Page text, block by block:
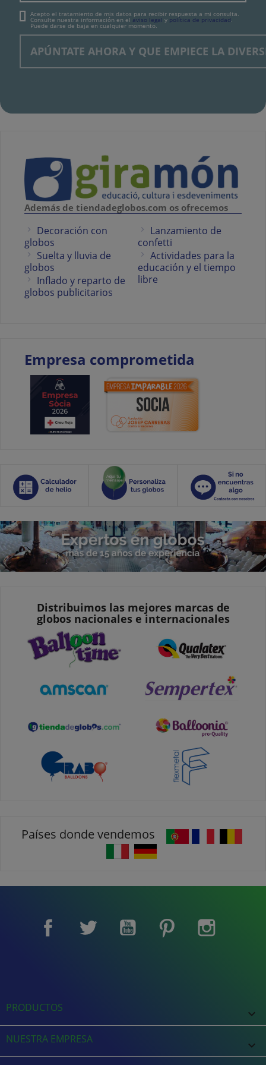
Acepto el tratamiento de mis datos para recibir respuesta a mi consulta.
Consulte nuestra información en el aviso legal y política de privacidad.
Puede darse de baja en cualquier momento.
Además de tiendadeglobos.com os ofrecemos
Decoración con
globos
Suelta y lluvia de
globos
Inflado y reparto de
globos publicitarios
Lanzamiento de
confetti
Actividades para la
educación y el tiempo
libre
Empresa comprometida
Distribuimos las mejores marcas de
globos nacionales e internacionales
Países donde vendemos
Facebook Twitter YouTube Pinterest
PRODUCTOS 
NUESTRA EMPRESA 